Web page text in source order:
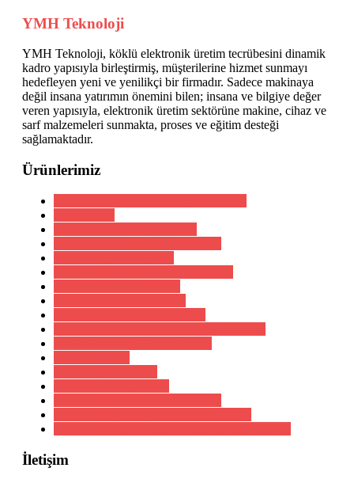
YMH Teknoloji
YMH Teknoloji, köklü elektronik üretim tecrübesini dinamik
kadro yapısıyla birleştirmiş, müşterilerine hizmet sunmayı
hedefleyen yeni ve yenilikçi bir firmadır. Sadece makinaya
değil insana yatırımın önemini bilen; insana ve bilgiye değer
veren yapısıyla, elektronik üretim sektörüne makine, cihaz ve
sarf malzemeleri sunmakta, proses ve eğitim desteği
sağlamaktadır.
Ürünlerimiz
İletişim